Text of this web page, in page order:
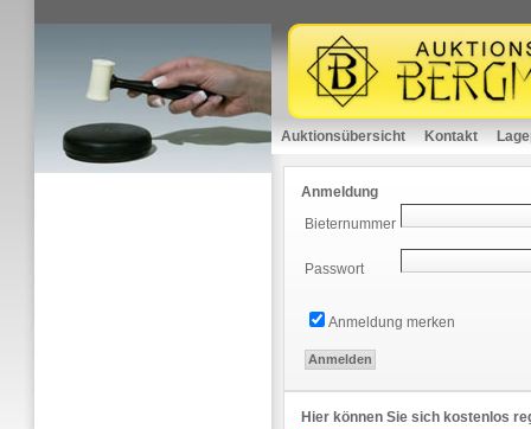
Auktionsübersicht Kontakt
Anmeldung
Bieternummer
Passwort
Anmeldung merken
Hier können Sie sich kostenlos